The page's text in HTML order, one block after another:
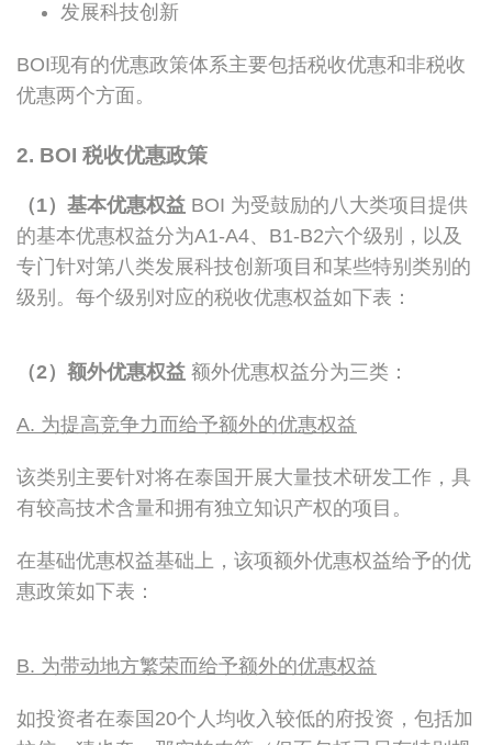
发展科技创新
BOI现有的优惠政策体系主要包括税收优惠和非税收
优惠两个方面。
2. BOI 税收优惠政策
（1）基本优惠权益 BOI 为受鼓励的八大类项目提供
的基本优惠权益分为A1-A4、B1-B2六个级别，以及
专门针对第八类发展科技创新项目和某些特别类别的
级别。每个级别对应的税收优惠权益如下表：
（2）额外优惠权益 额外优惠权益分为三类：
A. 为提高竞争力而给予额外的优惠权益
该类别主要针对将在泰国开展大量技术研发工作，具
有较高技术含量和拥有独立知识产权的项目。
在基础优惠权益基础上，该项额外优惠权益给予的优
惠政策如下表：
B. 为带动地方繁荣而给予额外的优惠权益
如投资者在泰国20个人均收入较低的府投资，包括加